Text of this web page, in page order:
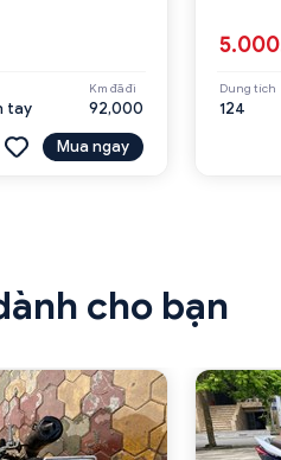
tay
Km đã đi
92,000
Mua ngay
Dung tích
124
cho bạn